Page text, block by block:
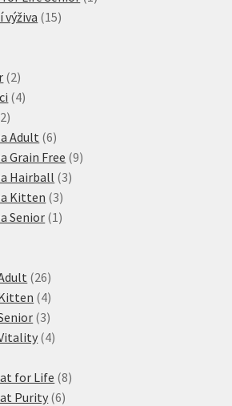
výživa 1515
22
produkty
44
22
produktů
Adult 66
produktů
Grain Free 99
Hairball 33
Kitten 33
produkty
Senior 1 1
2626
produktů
44
produkty
33
produkty
44
for Life 88
Purity 66